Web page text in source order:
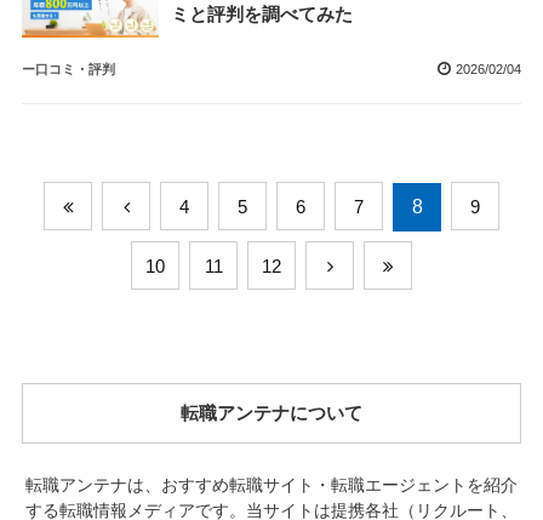
ミと評判を調べてみた
ー口コミ・評判 2026/02/04
4 5 6 7 8 9
10 11 12
転職アンテナについて
転職アンテナは、おすすめ転職サイト・転職エージェントを紹介
する転職情報メディアです。当サイトは提携各社（リクルート、